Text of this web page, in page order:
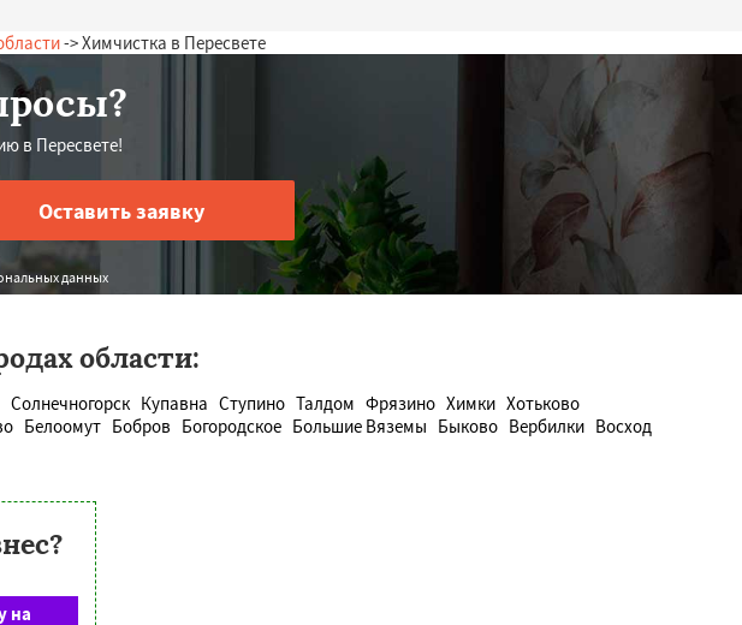
-> Химчистка в Пересвете
в Пересвете!
данных
области:
Солнечногорск Купавна Ступино Талдом Фрязино Химки Хотьково
Белоомут Бобров Богородское Большие Вяземы Быково Вербилки Восход
на